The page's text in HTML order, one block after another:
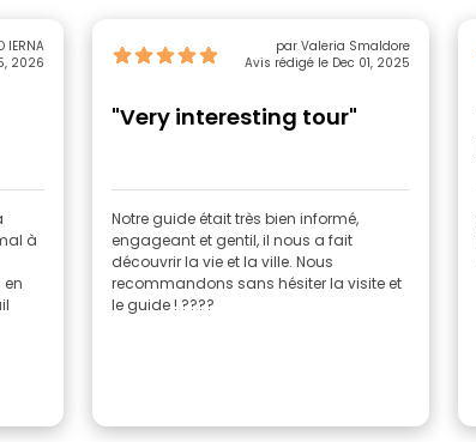
IERNA
2026
à
par Valeria Smaldore
Avis rédigé le Dec 01, 2025
"Very interesting tour"
Notre guide était très bien informé,
engageant et gentil, il nous a fait
découvrir la vie et la ville. Nous
recommandons sans hésiter la visite et
le guide ! ????